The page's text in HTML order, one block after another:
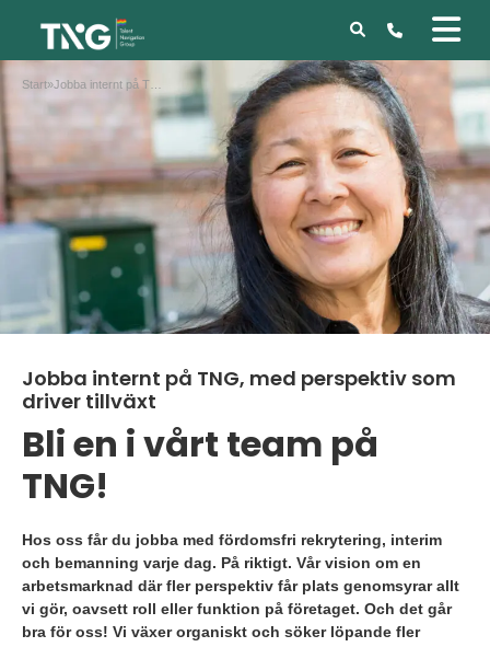
Start»
Jobba internt på TNG, med perspektiv som
driver tillväxt
Bli en i vårt team på
TNG!
Hos oss får du jobba med fördomsfri rekrytering, interim
och bemanning varje dag. På riktigt. Vår vision om en
arbetsmarknad där fler perspektiv får plats genomsyrar allt
vi gör, oavsett roll eller funktion på företaget. Och det går
bra för oss! Vi växer organiskt och söker löpande fler